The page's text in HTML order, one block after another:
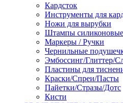
Кардсток
Инструменты для
Ножи для вырубки
Штампы силиконовые
Маркеры / Ручки
Чернильные
Эмбоссинг/Глиттер/
Пластины для
Краски/Спреи/Пасты
Пайетки/Стразы/Дотс
Кисти